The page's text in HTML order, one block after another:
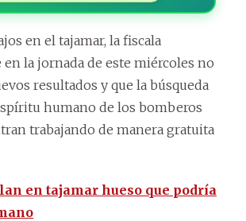
en el tajamar, la fiscala
la jornada de este miércoles no
resultados y que la búsqueda
humano de los bomberos
trabajando de manera gratuita
en tajamar hueso que podría